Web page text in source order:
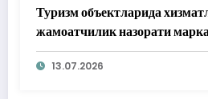
Туризм объектларида
жамоатчилик назорати
13.07.2026